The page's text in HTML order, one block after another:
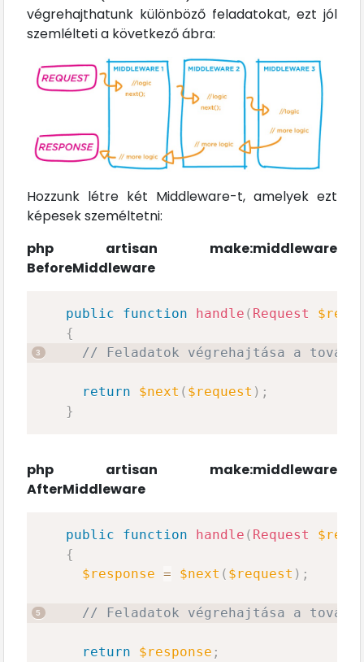
végrehajthatunk különböző feladatokat, ezt jól
szemlélteti a következő ábra:
Hozzunk létre két Middleware-t, amelyek ezt
képesek személtetni:
php artisan make:middleware
BeforeMiddleware
public function handle ( Request
{
// Feladatok végrehajtása a
return $next ( $request ) ;
}
php artisan make:middleware
AfterMiddleware
public function handle ( Request
{
$response = $next ( $request ) ;
// Feladatok végrehajtása a
return $response ;